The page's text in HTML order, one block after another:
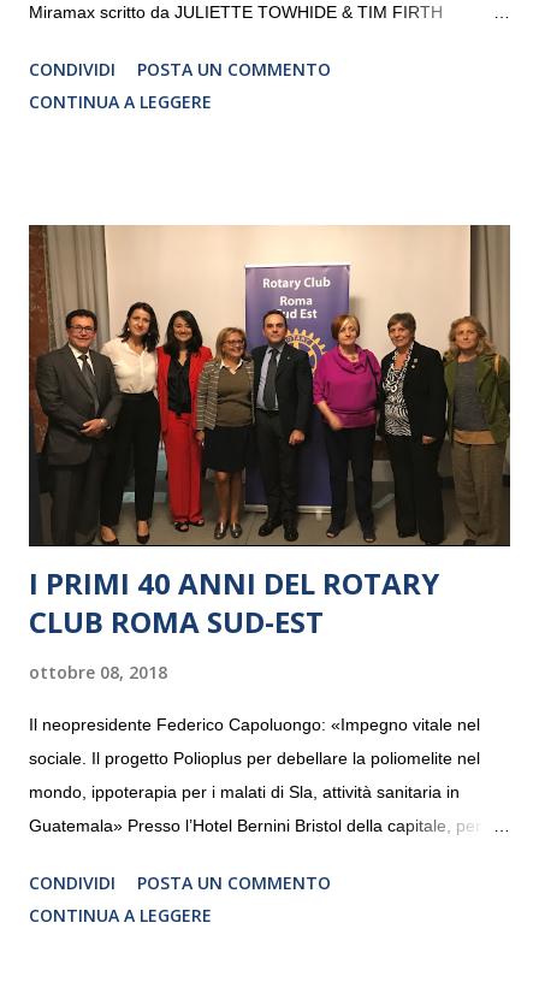
Miramax scritto da JULIETTE TOWHIDE & TIM FIRTH
CRISTINA PEZZOLI
CONDIVIDI
POSTA UN COMMENTO
CONTINUA A LEGGERE
I PRIMI 40 ANNI DEL ROTARY
CLUB ROMA SUD-EST
ottobre 08, 2018
Il neopresidente Federico Capoluongo: «Impegno vitale nel
sociale. Il progetto Polioplus per debellare la poliomelite nel
mondo, ippoterapia per i malati di Sla, attività sanitaria in
Guatemala» Presso l’Hotel Bernini Bristol della capitale, per la
programmazione del Rotary Club Roma Sud-Est che festeggia
i quaranta anni di attività. Un’occasione per raccontare al
CONDIVIDI
POSTA UN COMMENTO
CONTINUA A LEGGERE